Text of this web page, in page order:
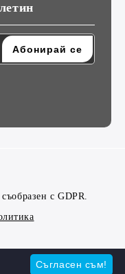
с GDPR.
Съгласен съм!